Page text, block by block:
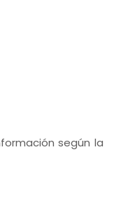
según la